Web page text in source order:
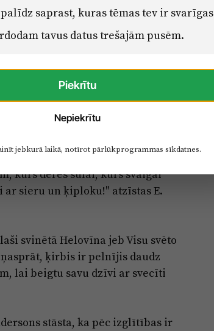
viņam bija seši gadi, un turpina
ķirbju sulas, kas savas labās
katram ķirbim ir sava vieta – daži
vai pakarināti pie sienas.
kurš derēs sulai, kurš svaigai
ar sieru un ķiploku!" atzīstas E.
svinētā Helovīna jeb Visu svēto
ķirbis ir pelnījis daudz
lai beigtu savu dzīvi ar svecīti
stāsta, ka pēc izglītības ir
saprast, kuras tēmas tev ir
tavus datus trešajām pusēm.
Piekrītu
Nepiekrītu
jebkurā laikā, notīrot pārlūkprogrammas sīkdatnes.